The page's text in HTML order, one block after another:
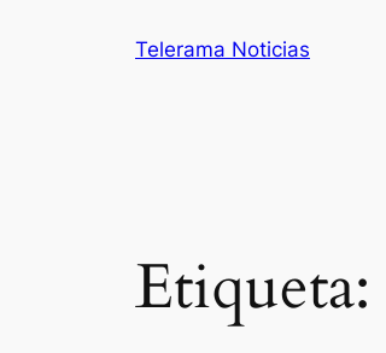
Telerama Noticias
Etiqueta: